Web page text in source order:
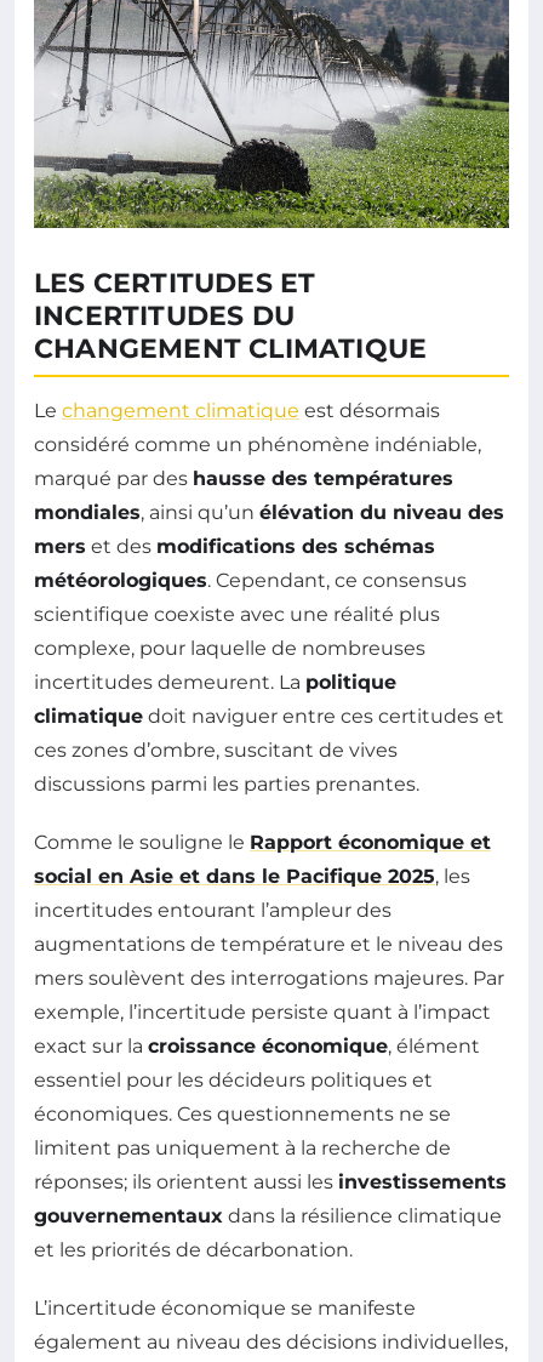
LES CERTITUDES ET
INCERTITUDES DU
CHANGEMENT CLIMATIQUE
Le changement climatique est désormais
considéré comme un phénomène indéniable,
marqué par des hausse des températures
mondiales, ainsi qu’un élévation du niveau des
mers et des modifications des schémas
météorologiques. Cependant, ce consensus
scientifique coexiste avec une réalité plus
complexe, pour laquelle de nombreuses
incertitudes demeurent. La politique
climatique doit naviguer entre ces certitudes et
ces zones d’ombre, suscitant de vives
discussions parmi les parties prenantes.
Comme le souligne le Rapport économique et
social en Asie et dans le Pacifique 2025, les
incertitudes entourant l’ampleur des
augmentations de température et le niveau des
mers soulèvent des interrogations majeures. Par
exemple, l’incertitude persiste quant à l’impact
exact sur la croissance économique, élément
essentiel pour les décideurs politiques et
économiques. Ces questionnements ne se
limitent pas uniquement à la recherche de
réponses; ils orientent aussi les investissements
gouvernementaux dans la résilience climatique
et les priorités de décarbonation.
L’incertitude économique se manifeste
également au niveau des décisions individuelles,